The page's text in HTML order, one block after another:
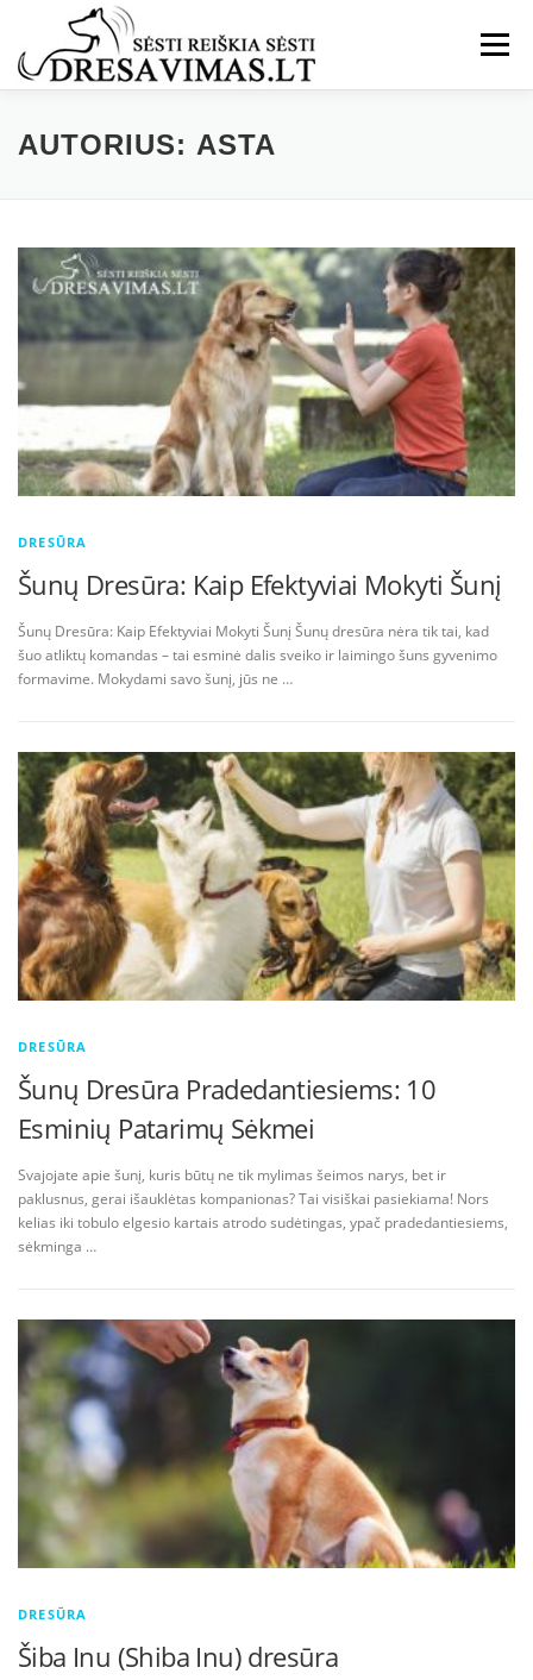
turinio
Meniu
AUTORIUS: ASTA
DRESŪRA
Šunų Dresūra: Kaip Efektyviai Mokyti Šunį
Šunų Dresūra: Kaip Efektyviai Mokyti Šunį Šunų dresūra nėra tik tai, kad
šuo atliktų komandas – tai esminė dalis sveiko ir laimingo šuns gyvenimo
formavime. Mokydami savo šunį, jūs ne …
DRESŪRA
Šunų Dresūra Pradedantiesiems: 10
Esminių Patarimų Sėkmei
Svajojate apie šunį, kuris būtų ne tik mylimas šeimos narys, bet ir
paklusnus, gerai išauklėtas kompanionas? Tai visiškai pasiekiama! Nors
kelias iki tobulo elgesio kartais atrodo sudėtingas, ypač pradedantiesiems,
sėkminga …
DRESŪRA
Šiba Inu (Shiba Inu) dresūra